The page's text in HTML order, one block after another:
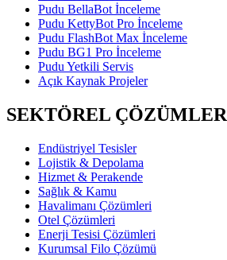
Pudu BellaBot İnceleme
Pudu KettyBot Pro İnceleme
Pudu FlashBot Max İnceleme
Pudu BG1 Pro İnceleme
Pudu Yetkili Servis
Açık Kaynak Projeler
SEKTÖREL ÇÖZÜMLER
Endüstriyel Tesisler
Lojistik & Depolama
Hizmet & Perakende
Sağlık & Kamu
Havalimanı Çözümleri
Otel Çözümleri
Enerji Tesisi Çözümleri
Kurumsal Filo Çözümü